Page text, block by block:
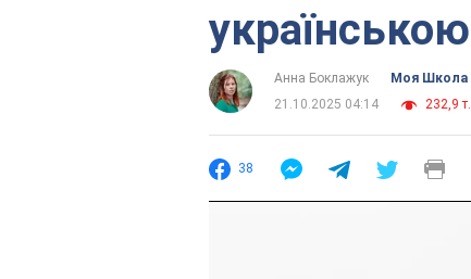
українською
Анна Боклажук
Моя Школа
21.10.2025 04:14
232,9 т.
38